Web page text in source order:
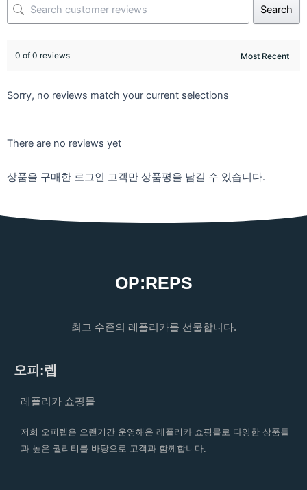
Search
0 of 0 reviews
Sorry, no reviews match your current selections
There are no reviews yet
상품을 구매한 로그인 고객만 상품평을 남길 수 있습니다.
OP:REPS
최고 수준의 레플리카를 선물합니다.
오피:렙
레플리카 쇼핑몰
저희 오피렙은 오랜기간 운영해온 레플리카 쇼핑몰로 다양한 상품들
과 높은 퀄리티를 바탕으로 고객과 함께합니다.